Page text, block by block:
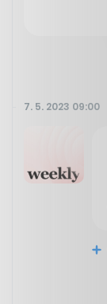
7. 5. 2023 09:00